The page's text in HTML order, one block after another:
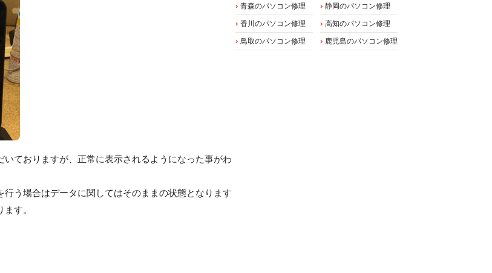
ておりますが、正常に表示されるようになった事がわ
う場合はデータに関してはそのままの状態となります
す。
青森のパソコン修理
静岡のパソコン修理
香川のパソコン修理
高知のパソコン修理
鳥取のパソコン修理
鹿児島のパソコン修理